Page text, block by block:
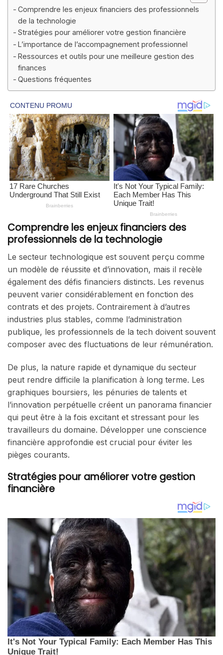
Comprendre les enjeux financiers des professionnels
de la technologie
Stratégies pour améliorer votre gestion financière
L’importance de l’accompagnement professionnel
Ressources et outils pour une meilleure gestion des
finances
Questions fréquentes
Comprendre les enjeux financiers des
professionnels de la technologie
Le secteur technologique est souvent perçu comme
un modèle de réussite et d’innovation, mais il recèle
également des défis financiers distincts. Les revenus
peuvent varier considérablement en fonction des
contrats et des projets. Contrairement à d’autres
industries plus stables, comme l’administration
publique, les professionnels de la tech doivent souvent
composer avec des fluctuations de leur rémunération.
De plus, la nature rapide et dynamique du secteur
peut rendre difficile la planification à long terme. Les
graphiques boursiers, les pénuries de talents et
l’innovation perpétuelle créent un panorama financier
qui peut être à la fois excitant et stressant pour les
travailleurs du domaine. Développer une conscience
financière approfondie est crucial pour éviter les
pièges courants.
Stratégies pour améliorer votre gestion
financière